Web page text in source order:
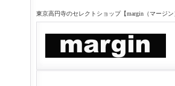
東京高円寺のセレクトショップ【margin（マージ